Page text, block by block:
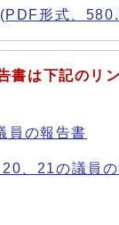
形式、
書は下記のリ
員の報告書
、21の議員